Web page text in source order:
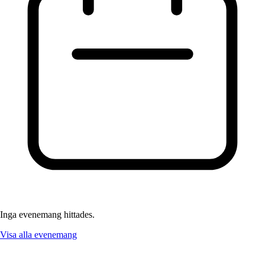
Inga evenemang hittades.
Visa alla evenemang